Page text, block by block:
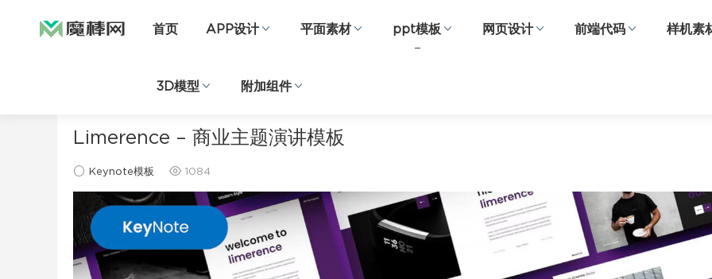
首页 APP设计 平面素材 ppt模板 网页设计 前端代码 样机素
3D模型 附加组件
ppt模板 Keynote模板 正文
Limerence – 商业主题演讲模板
Keynote模板 1084